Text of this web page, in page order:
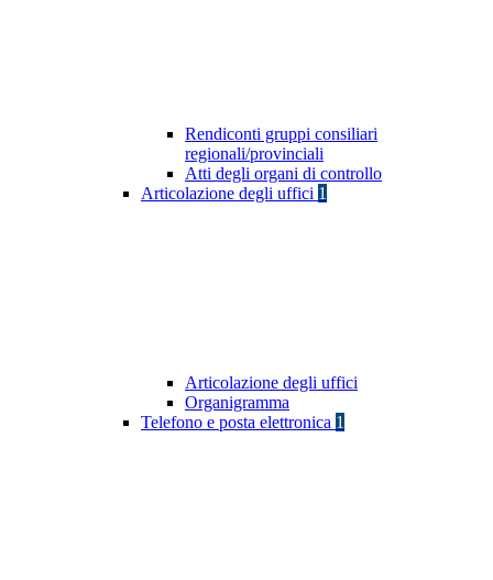
Rendiconti gruppi consiliari
regionali/provinciali
Atti degli organi di controllo
Articolazione degli uffici 1
Articolazione degli uffici
Organigramma
Telefono e posta elettronica 1